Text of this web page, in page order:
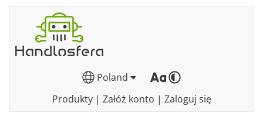
Poland
Produkty| Załóż konto | Zaloguj się